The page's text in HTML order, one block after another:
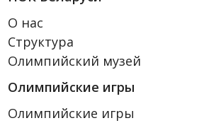
О нас
Структура
Олимпийский музей
Олимпийские игры
Олимпийские игры